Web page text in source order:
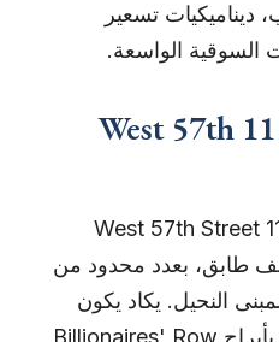
ديناميكيات تسعير
السوقية الواسعة.
شقق للبيع في 111 West 57th
يشمل المتاح حالياً في 111 West 57th Street
طابق، بعدد محدود من
النحيل. يكاد يكون
المخزون شحيحاً مقارنةً بأبراج Billionaires' Row